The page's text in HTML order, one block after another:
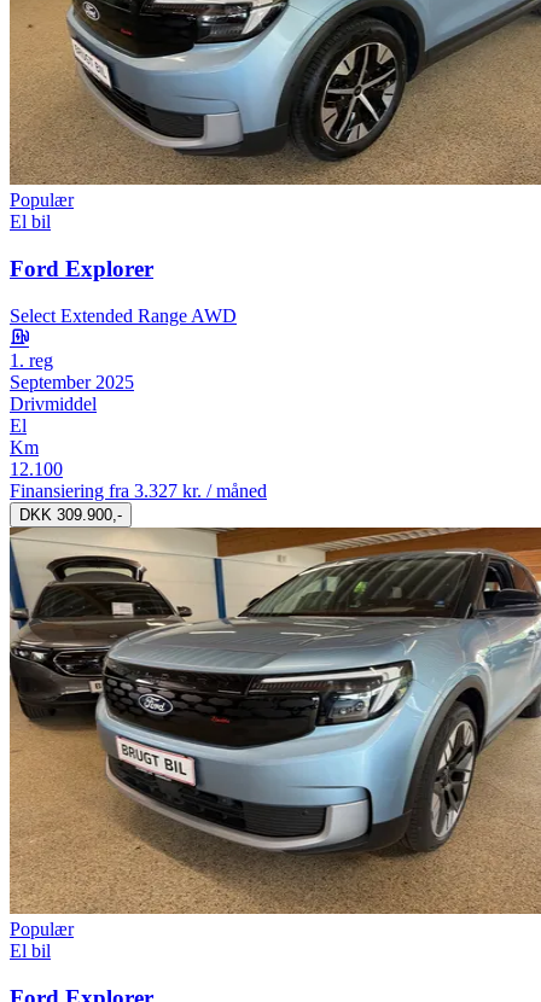
Populær
El bil
Ford Explorer
Select Extended Range AWD
1. reg
September 2025
Drivmiddel
El
Km
12.100
Finansiering fra 3.327 kr. / måned
DKK 309.900,-
Populær
El bil